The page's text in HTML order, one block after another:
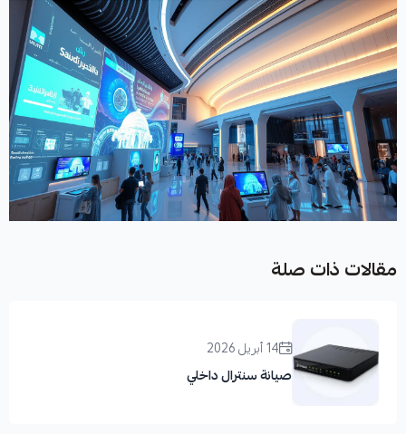
مقالات ذات صلة
14 أبريل 2026
صيانة سنترال داخلي